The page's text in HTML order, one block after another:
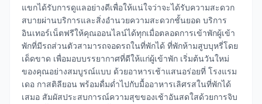
แขกได้รับการดูแลอย่างดีเพื่อให้แน่ใจว่าจะได้รับความสะดวก
สบายผ่านบริการและสิ่งอำนวยความสะดวกชั้นยอด บริการ
อินเทอร์เน็ตฟรีให้คุณออนไลน์ได้ทุกเมื่อตลอดการเข้าพักผู้เข้า
พักที่มีรถส่วนตัวสามารถจอดรถในที่พักได้ ที่พักห้ามสูบบุหรี่โดย
เด็ดขาด เพื่อมอบบรรยากาศที่ดีให้แก่ผู้เข้าพัก เริ่มต้นวันใหม่
ของคุณอย่างสมบูรณ์แบบ ด้วยอาหารเช้าแสนอร่อยที่ โรงแรม
เดอ กาสติลียอน พร้อมดื่มด่ำไปกับมื้ออาหารเลิศรสในที่พักได้
เสมอ สัมผัสประสบการณ์ความสุขของเช้าอันสดใสด้วยการจิบ